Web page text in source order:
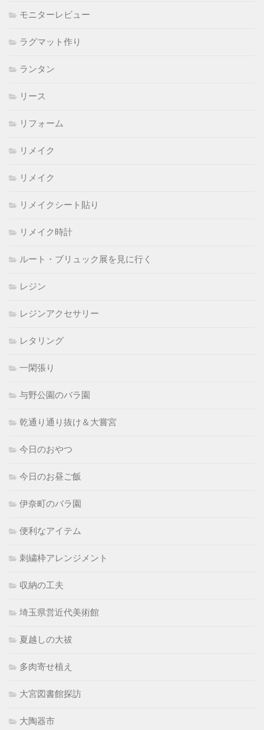
モニターレビュー
ラグマット作り
ランタン
リース
リフォーム
リメイク
リメイク
リメイクシート貼り
リメイク時計
ルート・ブリュック展を見に行く
レジン
レジンアクセサリー
レタリング
一閑張り
与野公園のバラ園
乾通り通り抜け＆大嘗宮
今日のおやつ
今日のお昼ご飯
伊奈町のバラ園
便利なアイテム
刺繍枠アレンジメント
収納の工夫
埼玉県営近代美術館
夏越しの大祓
多肉寄せ植え
大宮図書館探訪
大陶器市